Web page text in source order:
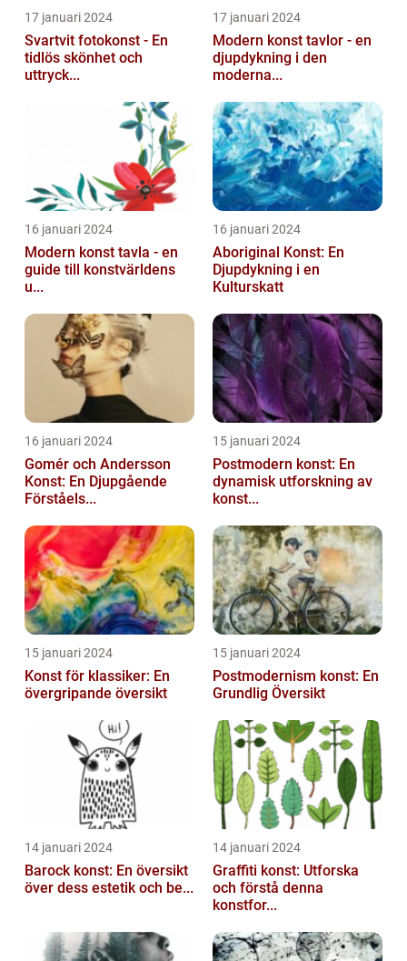
17 januari 2024
Svartvit fotokonst - En
tidlös skönhet och
uttryck...
17 januari 2024
Modern konst tavlor - en
djupdykning i den
moderna...
16 januari 2024
Modern konst tavla - en
guide till konstvärldens
u...
16 januari 2024
Aboriginal Konst: En
Djupdykning i en
Kulturskatt
16 januari 2024
Gomér och Andersson
Konst: En Djupgående
Förståels...
15 januari 2024
Postmodern konst: En
dynamisk utforskning av
konst...
15 januari 2024
Konst för klassiker: En
övergripande översikt
15 januari 2024
Postmodernism konst: En
Grundlig Översikt
14 januari 2024
Barock konst: En översikt
över dess estetik och be...
14 januari 2024
Graffiti konst: Utforska
och förstå denna
konstfor...